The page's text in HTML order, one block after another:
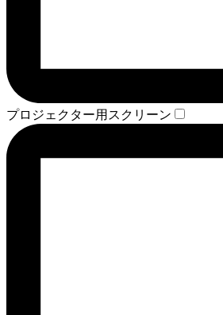
プロジェクター用スクリーン